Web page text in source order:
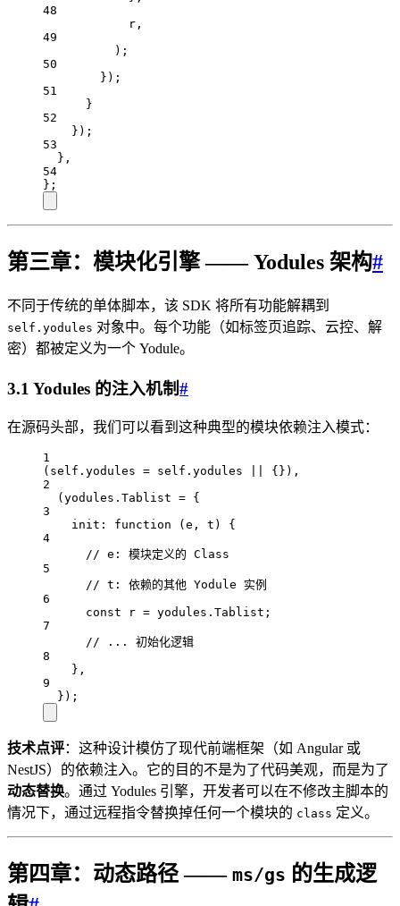
48
r ,
49
);
50
});
51
}
52
});
53
},
54
};
第三章：模块化引擎 —— Yodules 架构#
不同于传统的单体脚本，该 SDK 将所有功能解耦到
self.yodules 对象中。每个功能（如标签页追踪、云控、解
密）都被定义为一个 Yodule。
3.1 Yodules 的注入机制#
在源码头部，我们可以看到这种典型的模块依赖注入模式：
1
( self . yodules = self . yodules
{}),
2
( yodules . Tablist = {
3
init : function ( e , t ) {
4
// e: 模块定义的 Class
5
// t: 依赖的其他 Yodule 实例
6
const
r = yodules . Tablist ;
7
// ... 初始化逻辑
8
},
9
});
技术点评：这种设计模仿了现代前端框架（如 Angular 或
NestJS）的依赖注入。它的目的不是为了代码美观，而是为了
动态替换。通过 Yodules 引擎，开发者可以在不修改主脚本的
情况下，通过远程指令替换掉任何一个模块的 class 定义。
第四章：动态路径 —— ms/gs 的生成逻